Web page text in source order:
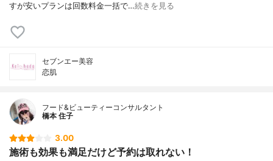
すが安いプランは回数料金一括で…続きを見る
セブンエー美容
恋肌
フード&ビューティーコンサルタント
橋本 住子
3.00
施術も効果も満足だけど予約は取れない！